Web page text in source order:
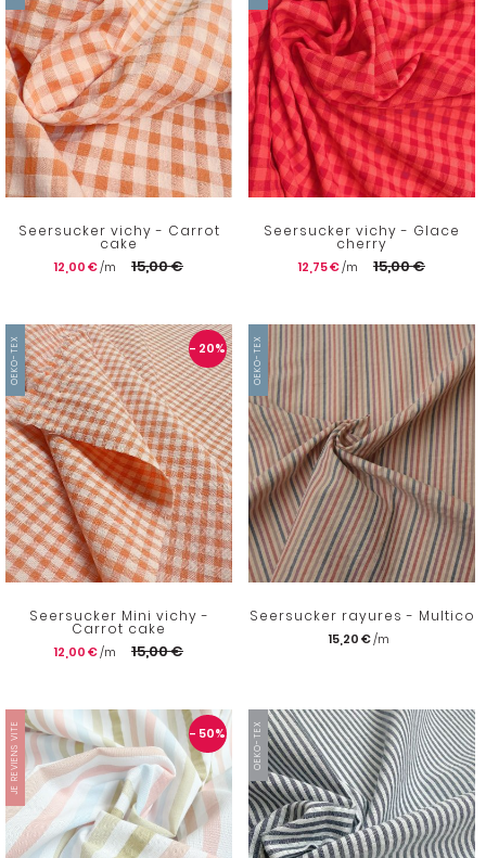
Seersucker vichy - Carrot
cake
12,00 € 15,00 €
Seersucker vichy - Glace
cherry
12,75 € 15,00 €
OEKO-TEX - 20%
Seersucker Mini vichy -
Carrot cake
12,00 € 15,00 €
OEKO-TEX
Seersucker rayures - Multico
15,20 €
JE REVIENS VITE - 50% OEKO-TEX